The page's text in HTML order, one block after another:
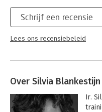
Schrijf een recensie
Lees ons recensiebeleid
Over Silvia Blankestijn
Ir.